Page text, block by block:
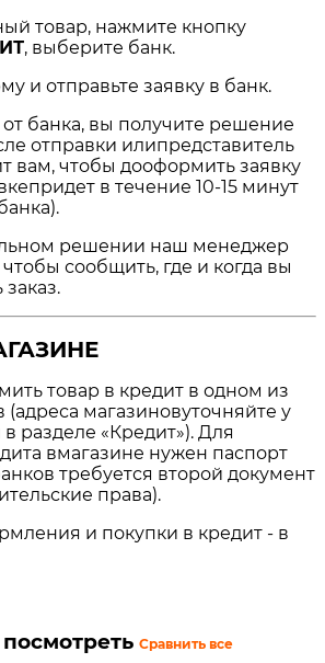
товар, нажмите кнопку
, выберите банк.
и отправьте заявку в банк.
банка, вы получите решение
отправки илипредставитель
вам, чтобы дооформить заявку
в течение 10-15 минут
решении наш менеджер
сообщить, где и когда вы
товар в кредит в одном из
магазиновуточняйте у
разделе «Кредит»). Для
вмагазине нужен паспорт
требуется второй документ
права).
и покупки в кредит - в
Сравнить все